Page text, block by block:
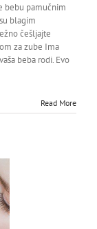
bebu pamučnim
blagim
češljajte
za zube Ima
beba rodi. Evo
Read More